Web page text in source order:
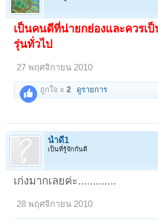
เป็นคนดีที่น่ายกย่องและควรเป็
รุ่นทั่วไป
27 พฤศจิกายน 2010
ถูกใจ x2 ดูรายการ
น้ำดี1
เป็นที่รู้จักกันดี
เก่งมากเลยค่ะ.............
28 พฤศจิกายน 2010